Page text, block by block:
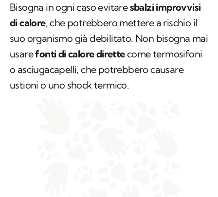
Bisogna in ogni caso evitaresbalzi improvvisi
di calore, che potrebbero mettere a rischio il
suo organismo già debilitato. Non bisogna mai
usarefonti di calore direttecome termosifoni
o asciugacapelli, che potrebbero causare
ustioni o uno shock termico.